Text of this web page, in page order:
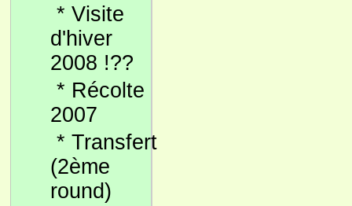
* Visite
d'hiver
2008 !??
* Récolte
2007
* Transfert
(2ème
round)